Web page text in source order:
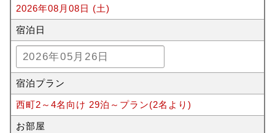
2026年08月08日 (土)
宿泊日
宿泊プラン
西町2～4名向け 29泊～プラン(2名より)
お部屋